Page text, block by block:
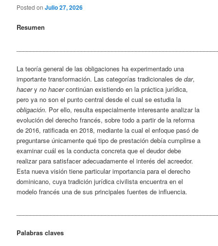
Posted onJulio 27, 2026
Resumen
La teoría general de las obligaciones ha experimentado una
importante transformación. Las categorías tradicionales dedar,
haceryno hacercontinúan existiendo en la práctica jurídica,
pero ya no son el punto central desde el cual se estudia la
obligación. Por ello, resulta especialmente interesante analizar la
evolución del derecho francés, sobre todo a partir de la reforma
de 2016, ratificada en 2018, mediante la cual el enfoque pasó de
preguntarse únicamente qué tipo de prestación debía cumplirse a
examinar cuál es la conducta concreta que el deudor debe
realizar para satisfacer adecuadamente el interés del acreedor.
Esta nueva visión tiene particular importancia para el derecho
dominicano, cuya tradición jurídica civilista encuentra en el
modelo francés una de sus principales fuentes de influencia.
Palabras claves